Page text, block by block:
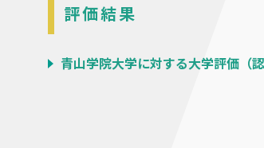
評価結果
青山学院大学に対する大学評価（